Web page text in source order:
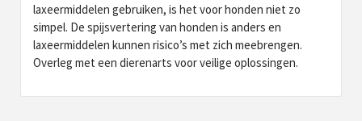
laxeermiddelen gebruiken, is het voor honden niet zo
simpel. De spijsvertering van honden is anders en
laxeermiddelen kunnen risico’s met zich meebrengen.
Overleg met een dierenarts voor veilige oplossingen.